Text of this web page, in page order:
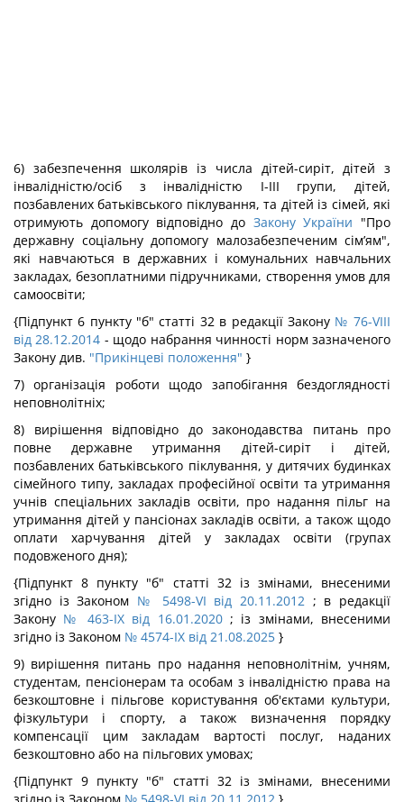
6) забезпечення школярів із числа дітей-сиріт, дітей з
інвалідністю/осіб з інвалідністю I-III групи, дітей,
позбавлених батьківського піклування, та дітей із сімей, які
отримують допомогу відповідно до Закону України "Про
державну соціальну допомогу малозабезпеченим сім’ям",
які навчаються в державних і комунальних навчальних
закладах, безоплатними підручниками, створення умов для
самоосвіти;
{Підпункт 6 пункту "б" статті 32 в редакції Закону № 76-VIII
від 28.12.2014 - щодо набрання чинності норм зазначеного
Закону див. "Прикінцеві положення" }
7) організація роботи щодо запобігання бездоглядності
неповнолітніх;
8) вирішення відповідно до законодавства питань про
повне державне утримання дітей-сиріт і дітей,
позбавлених батьківського піклування, у дитячих будинках
сімейного типу, закладах професійної освіти та утримання
учнів спеціальних закладів освіти, про надання пільг на
утримання дітей у пансіонах закладів освіти, а також щодо
оплати харчування дітей у закладах освіти (групах
подовженого дня);
{Підпункт 8 пункту "б" статті 32 із змінами, внесеними
згідно із Законом № 5498-VI від 20.11.2012; в редакції
Закону № 463-IX від 16.01.2020; із змінами, внесеними
згідно із Законом № 4574-IX від 21.08.2025 }
9) вирішення питань про надання неповнолітнім, учням,
студентам, пенсіонерам та особам з інвалідністю права на
безкоштовне і пільгове користування об'єктами культури,
фізкультури і спорту, а також визначення порядку
компенсації цим закладам вартості послуг, наданих
безкоштовно або на пільгових умовах;
{Підпункт 9 пункту "б" статті 32 із змінами, внесеними